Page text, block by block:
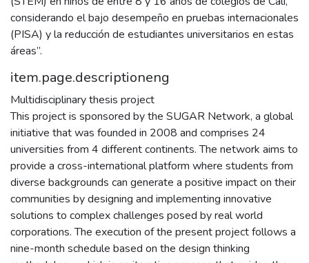
considerando el bajo desempeño en pruebas internacionales
(PISA) y la reducción de estudiantes universitarios en estas
áreas”.
item.page.descriptioneng
Multidisciplinary thesis project
This project is sponsored by the SUGAR Network, a global
initiative that was founded in 2008 and comprises 24
universities from 4 different continents. The network aims to
provide a cross-international platform where students from
diverse backgrounds can generate a positive impact on their
communities by designing and implementing innovative
solutions to complex challenges posed by real world
corporations. The execution of the present project follows a
nine-month schedule based on the design thinking